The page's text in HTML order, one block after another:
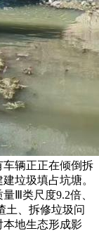
车辆正正在倾倒拆
垃圾填占坑塘。
Ⅲ类尺度9.2倍、
土、拆修垃圾问
地生态形成影